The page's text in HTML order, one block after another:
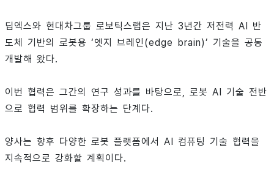
딥엑스와 현대차그룹 로보틱스랩은 지난 3년간 저전력 AI 반
도체 기반의 로봇용 ‘엣지 브레인(edge brain)’ 기술을 공동
개발해 왔다.
이번 협력은 그간의 연구 성과를 바탕으로, 로봇 AI 기술 전반
으로 협력 범위를 확장하는 단계다.
양사는 향후 다양한 로봇 플랫폼에서 AI 컴퓨팅 기술 협력을
지속적으로 강화할 계획이다.